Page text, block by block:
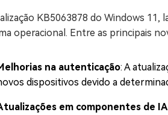
KB5063878 do Windows
operacional. Entre as principais
na autenticação: A
dispositivos devido a
em componentes de IA